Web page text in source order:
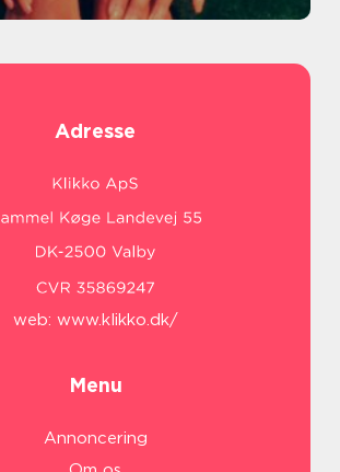
Adresse
web: www.klikko.dk/
Menu
Annoncering